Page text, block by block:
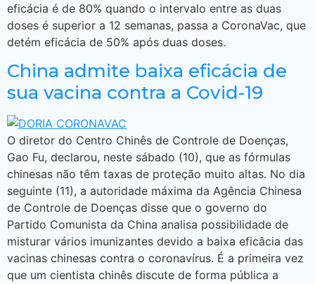
eficácia é de 80% quando o intervalo entre as duas
doses é superior a 12 semanas, passa a CoronaVac, que
detém eficácia de 50% após duas doses.
China admite baixa eficácia de
sua vacina contra a Covid-19
O diretor do Centro Chinês de Controle de Doenças,
Gao Fu, declarou, neste sábado (10), que as fórmulas
chinesas não têm taxas de proteção muito altas. No dia
seguinte (11), a autoridade máxima da Agência Chinesa
de Controle de Doenças disse que o governo do
Partido Comunista da China analisa possibilidade de
misturar vários imunizantes devido a baixa eficâcia das
vacinas chinesas contra o coronavírus. É a primeira vez
que um cientista chinês discute de forma pública a